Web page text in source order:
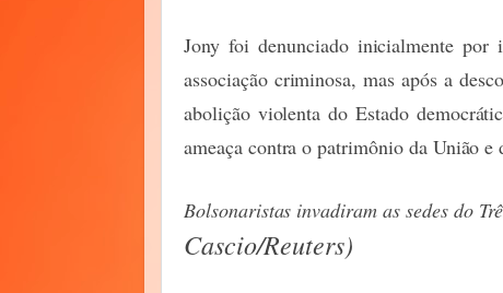
Jony foi denunciado inicialmente por
associação criminosa, mas após a
abolição violenta do Estado
ameaça contra o patrimônio da União
Bolsonaristas invadiram as sedes do
Cascio/Reuters)